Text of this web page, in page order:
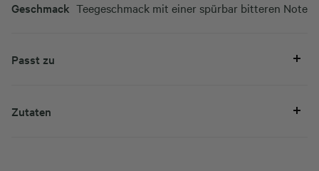
Geschmack Teegeschmack mit einer spürbar bitteren Note
Passt zu
Zutaten